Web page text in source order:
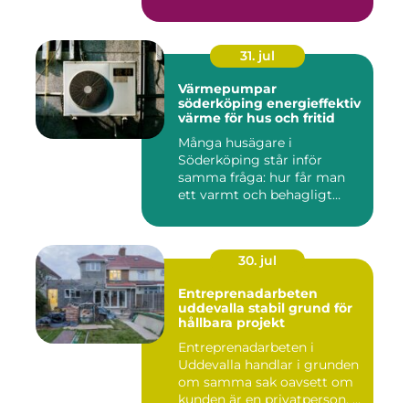
31. jul
Värmepumpar
söderköping energieffektiv
värme för hus och fritid
Många husägare i
Söderköping står inför
samma fråga: hur får man
ett varmt och behagligt
30. jul
Entreprenadarbeten
uddevalla stabil grund för
hållbara projekt
Entreprenadarbeten i
Uddevalla handlar i grunden
om samma sak oavsett om
kunden är en privatperson, ...